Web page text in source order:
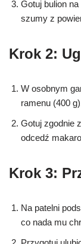
Gotuj bulion na
szumy z
Krok 2:
W osobnym
ramenu (400
Gotuj zgodnie
odcedź
Krok 3:
Na patelni
co nada mu